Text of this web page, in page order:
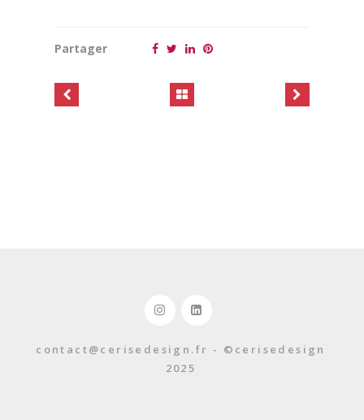
Partager
contact@cerisedesign.fr - ©cerisedesign
2025